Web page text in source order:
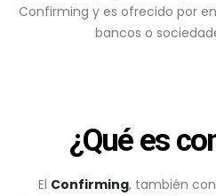
Confirming y es ofrecido por
bancos o
¿Qué es
El Confirming, también